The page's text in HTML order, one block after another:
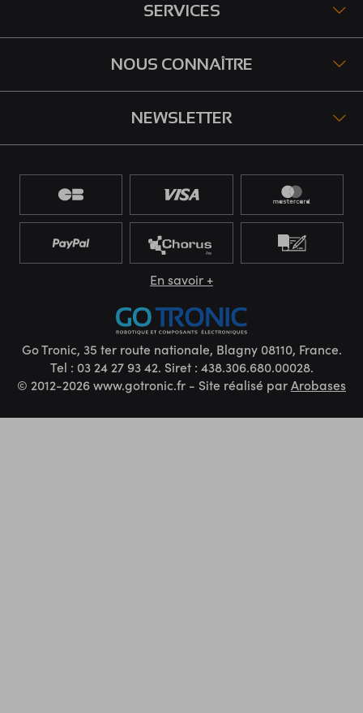
SERVICES
NOUS CONNAÎTRE
NEWSLETTER
En savoir +
Go Tronic, 35 ter route nationale, Blagny 08110, France.
Tel : 03 24 27 93 42. Siret : 438.306.680.00028.
© 2012-2026 www.gotronic.fr - Site réalisé parArobases